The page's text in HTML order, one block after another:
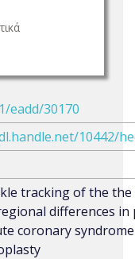
eadd/30170
10442/
tracking of the
differences in
coronary